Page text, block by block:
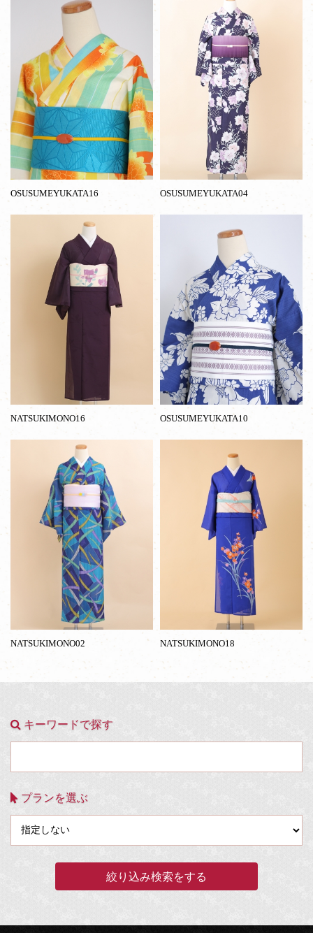
OSUSUMEYUKATA16 OSUSUMEYUKATA04
NATSUKIMONO16 OSUSUMEYUKATA10
NATSUKIMONO02 NATSUKIMONO18
キーワードで探す
プランを選ぶ